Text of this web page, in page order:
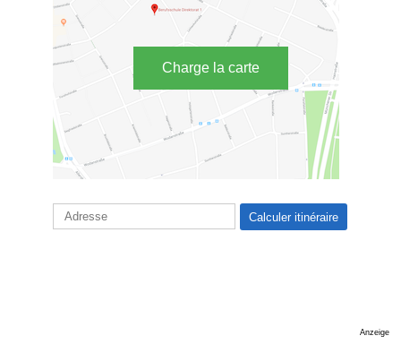
Charge la carte
Anzeige